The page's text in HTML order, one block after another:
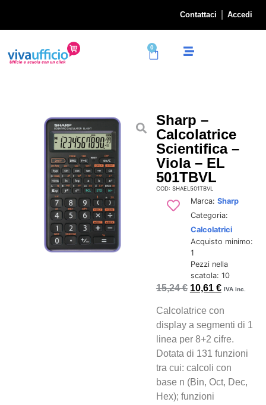
Contattaci Accedi
0
Sharp –
Calcolatrice
Scientifica –
Viola – EL
501TBVL
COD: SHAEL501TBVL
Marca: Sharp
Categoria:
Calcolatrici
Acquisto minimo:
1
Pezzi nella
scatola: 10
15,24€ 10,61 € IVA inc.
Calcolatrice con
display a segmenti di 1
linea per 8+2 cifre.
Dotata di 131 funzioni
tra cui: calcoli con
base n (Bin, Oct, Dec,
Hex); funzioni